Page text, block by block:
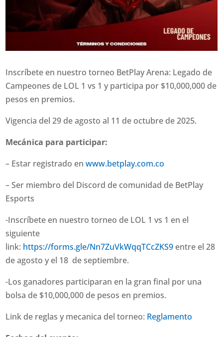
Inscríbete en nuestro torneo BetPlay Arena: Legado de
Campeones de LOL 1 vs 1 y participa por $10,000,000 de
pesos en premios.
Vigencia del 29 de agosto al 11 de octubre de 2025.
Mecánica para participar:
– Estar registrado enwww.betplay.com.co
– Ser miembro del Discord de comunidad de BetPlay
Esports
-Inscríbete en nuestro torneo de LOL 1 vs 1 en el
siguiente
link: https://forms.gle/Nn7ZuVkWqqTCcZKS9 entre el 28
de agosto y el 18 de septiembre.
-Los ganadores participaran en la gran final por una
bolsa de $10,000,000 de pesos en premios.
Link de reglas y mecanica del torneo: Reglamento